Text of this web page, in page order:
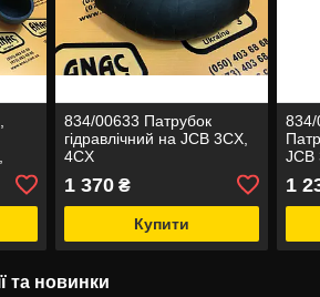
834/00633 Патрубок
гідравлічний на JCB 3CX,
4CX
1 370₴
Купити
JCB
1
та новинки